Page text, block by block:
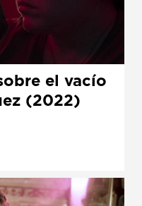
el vacío
(2022)